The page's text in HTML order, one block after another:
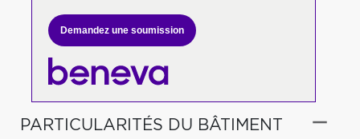
Demandez une soumission
PARTICULARITÉS DU BÂTIMENT